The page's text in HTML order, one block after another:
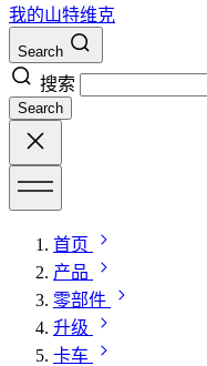
我的山特维克
Search
搜索
Search
首页
产品
零部件
升级
卡车